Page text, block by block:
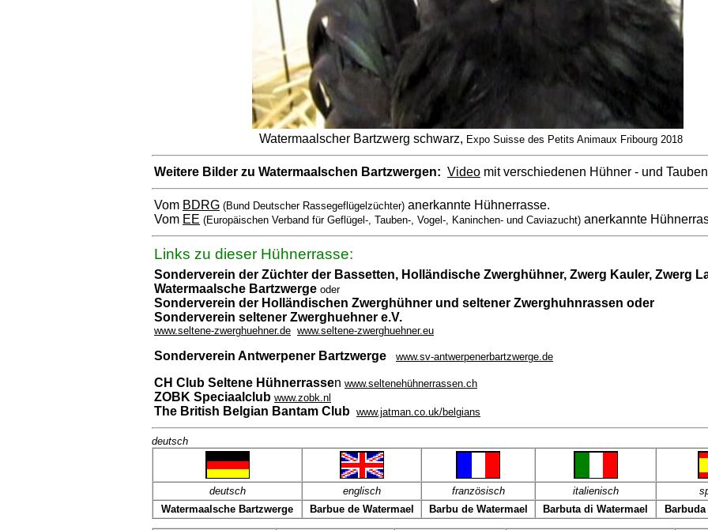
Watermaalscher Bartzwerg schwarz, Expo Suisse des Petits Animaux Fribourg 2018
Weitere Bilder zu Watermaalschen Bartzwergen: Video mit verschiedenen Hühner - und
Vom BDRG (Bund Deutscher Rassegeflügelzüchter) anerkannte Hühnerrasse.
Vom EE (Europäischen Verband für Geflügel-, Tauben-, Vogel-, Kaninchen- und Caviazucht) anerkannte
Links zu dieser Hühnerrasse:
Sonderverein der Züchter der Bassetten, Holländische Zwerghühner, Zwerg Kauler, Zwerg
Watermaalsche Bartzwerge oder
Sonderverein der Holländischen Zwerghühner und seltener Zwerghuhnrassen oder
Sonderverein seltener Zwerghuehner e.V.
www.seltene-zwerghuehner.de www.seltene-zwerghuehner.eu
Sonderverein Antwerpener Bartzwerge www.sv-antwerpenerbartzwerge.de
CH Club Seltene Hühnerrassen www.seltenehühnerrassen.ch
ZOBK Speciaalclub www.zobk.nl
The British Belgian Bantam Club www.jatman.co.uk/belgians
deutsch
deutsch englisch französisch italienisch
Watermaalsche Bartzwerge
Barbue de Watermael Barbu de Watermael Barbuta di Watermael Barbuda